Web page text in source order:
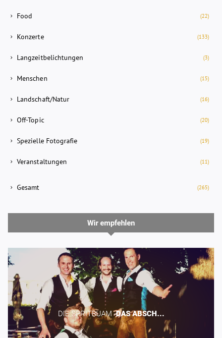
Food (22)
Konzerte (133)
Langzeitbelichtungen (3)
Menschen (15)
Landschaft/Natur (16)
Off-Topic (20)
Spezielle Fotografie (19)
Veranstaltungen (11)
Gesamt (265)
Wir empfehlen
DIE SPRITBUAM -​DAS ABSCH...